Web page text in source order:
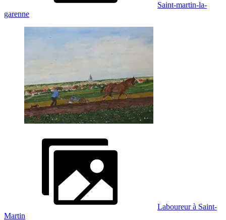
Saint-martin-la-
garenne
Laboureur à Saint-
Martin